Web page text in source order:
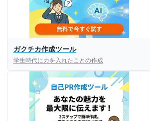
策アプリ【無料】
にあなたのESを添削
にあなただけのESを
して面接練習ができ
ガクチカ作成ツール
学生時代に力を入れたことの作成